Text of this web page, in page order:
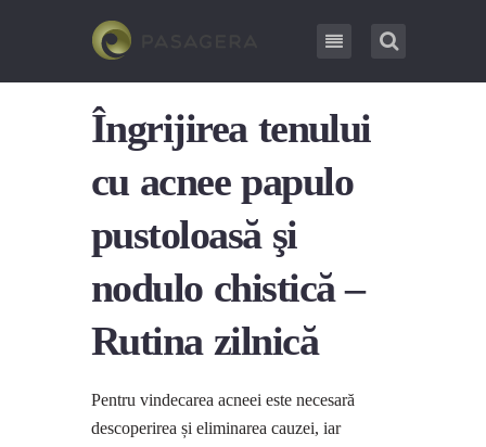
Îngrijirea tenului
cu acnee papulo
pustoloasă şi
nodulo chistică –
Rutina zilnică
Pentru vindecarea acneei este necesară
descoperirea și eliminarea cauzei, iar